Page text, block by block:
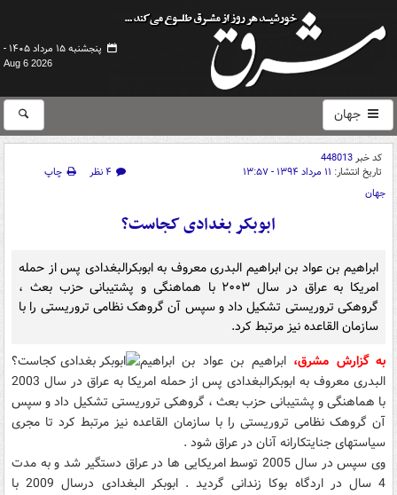
پنجشنبه ۱۵ مرداد ۱۴۰۵ -
Aug 6 2026
جهان
کد خبر448013
تاریخ انتشار: ۱۱ مرداد ۱۳۹۴ - ۱۳:۵۷ ۴ نظر
چاپ
جهان
ابوبکر بغدادی کجاست؟
ابراهیم بن عواد بن ابراهیم البدری معروف به ابوبکرالبغدادی پس از حمله
امریکا به عراق در سال ۲۰۰۳ با هماهنگی و پشتیبانی حزب بعث ،
گروهکی تروریستی تشکیل داد و سپس آن گروهک نظامی تروریستی را با
سازمان القاعده نیز مرتبط کرد.
به گزارش مشرق،‌ ابراهیم بن عواد بن ابراهیم
البدری معروف به ابوبکرالبغدادی پس از حمله امریکا به عراق در سال 2003
با هماهنگی و پشتیبانی حزب بعث ، گروهکی تروریستی تشکیل داد و سپس
آن گروهک نظامی تروریستی را با سازمان القاعده نیز مرتبط کرد تا مجری
سیاستهای جنایتکارانه آنان در عراق شود .
وی سپس در سال 2005 توسط امریکایی ها در عراق دستگیر شد و به مدت
4 سال در اردگاه بوکا زندانی گردید . ابوبکر البغدادی درسال 2009 با